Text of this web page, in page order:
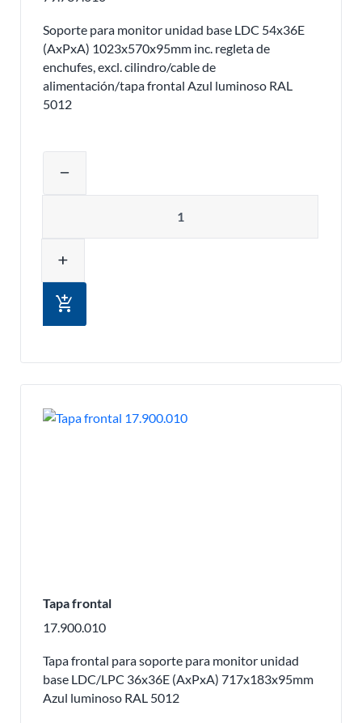
Soporte para monitor unidad base LDC 54x36E
(AxPxA) 1023x570x95mm inc. regleta de
enchufes, excl. cilindro/cable de
alimentación/tapa frontal Azul luminoso RAL
5012
remove
add
add_shopping_cart
Tapa frontal
17.900.010
Tapa frontal para soporte para monitor unidad
base LDC/LPC 36x36E (AxPxA) 717x183x95mm
Azul luminoso RAL 5012